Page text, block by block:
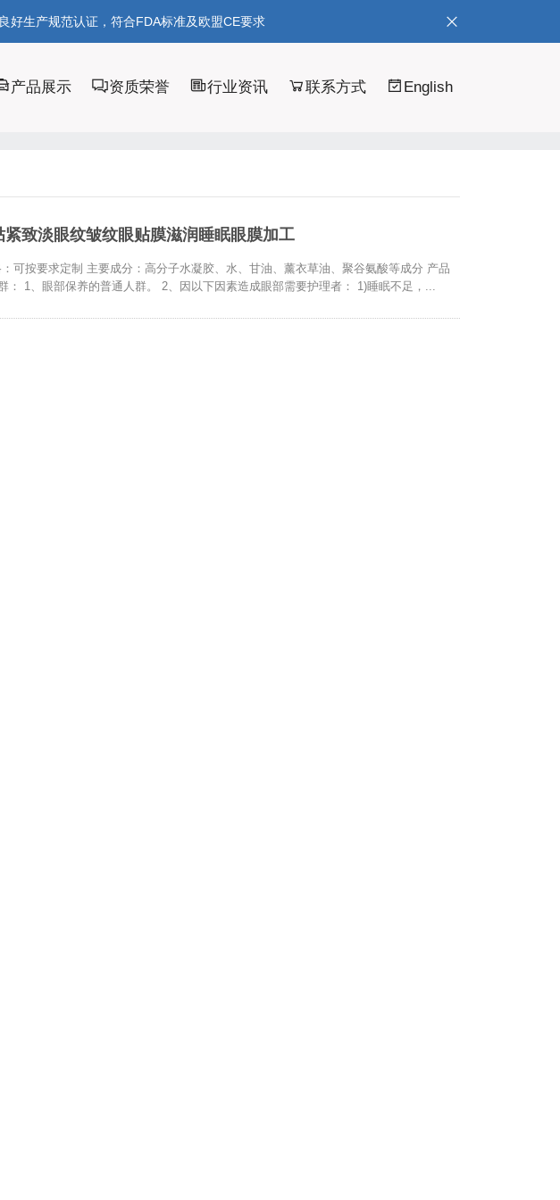
好生产规范认证，符合FDA标准及欧盟CE要求
产品展示 资质荣誉 行业资讯 联系方式 English
致淡眼纹皱纹眼贴膜滋润睡眠眼膜加工
可按要求定制 主要成分：高分子水凝胶、水、甘油、薰衣草油、聚谷氨酸等成分 产品
1、眼部保养的普通人群。 2、因以下因素造成眼部需要护理者： 1)睡眠不足，...